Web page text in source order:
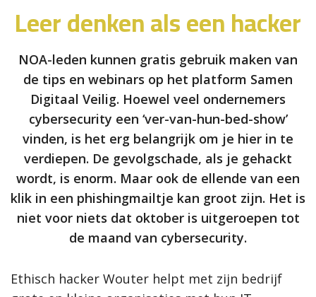
Leer denken als een hacker
NOA-leden kunnen gratis gebruik maken van
de tips en webinars op het platform Samen
Digitaal Veilig. Hoewel veel ondernemers
cybersecurity een ‘ver-van-hun-bed-show’
vinden, is het erg belangrijk om je hier in te
verdiepen. De gevolgschade, als je gehackt
wordt, is enorm. Maar ook de ellende van een
klik in een phishingmailtje kan groot zijn. Het is
niet voor niets dat oktober is uitgeroepen tot
de maand van cybersecurity.
Ethisch hacker Wouter helpt met zijn bedrijf